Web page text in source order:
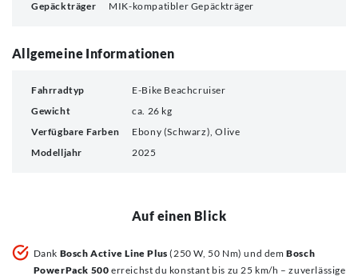
Gepäckträger
MIK-kompatibler Gepäckträger
Allgemeine Informationen
Fahrradtyp
E-Bike Beachcruiser
Gewicht
ca. 26 kg
Verfügbare Farben
Ebony (Schwarz), Olive
Modelljahr
2025
Auf einen Blick
Dank Bosch Active Line Plus (250 W, 50 Nm) und demBosch
PowerPack 500 erreichst du konstant bis zu 25 km/h – zuverlässige